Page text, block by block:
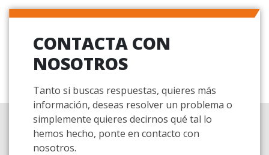
CONTACTA CON
NOSOTROS
Tanto si buscas respuestas, quieres más
información, deseas resolver un problema o
simplemente quieres decirnos qué tal lo
hemos hecho, ponte en contacto con
nosotros.